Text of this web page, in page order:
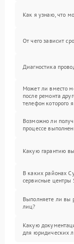
Как я узнаю, что
От чего зависит
Диагностика
Может ли вместо
после ремонта
телефон которого
Возможно ли
процессе
Какую гарантию
В каких районах
сервисные центры
Выполняете ли вы
лиц?
Какую
для юридических